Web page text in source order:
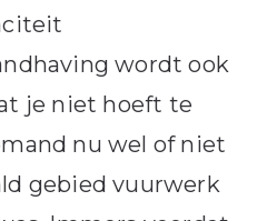
wordt ook
je niet hoeft te
nu wel of niet
gebied vuurwerk